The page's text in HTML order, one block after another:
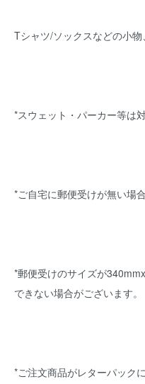
Tシャツ/ソックスなどの小
*スウェット・パーカー等は
*ご自宅に郵便受けが無い場
*郵便受けのサイズが
できない場合がございます。
*ご注文商品がレターパック